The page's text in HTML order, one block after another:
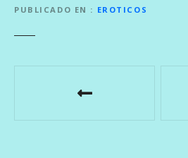
PUBLICADO EN EROTICOS